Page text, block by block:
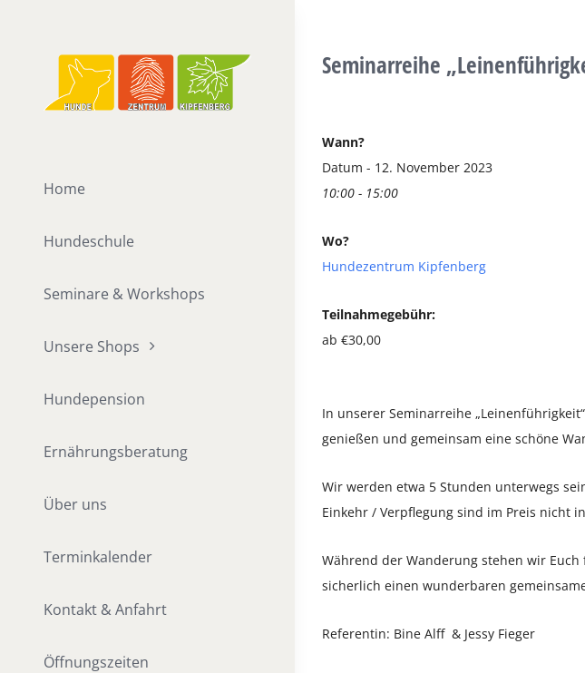
Home
Hundeschule
Seminare & Workshops
Unsere Shops
Hundepension
Ernährungsberatung
Über uns
Terminkalender
Kontakt & Anfahrt
Öffnungszeiten
Seminarreihe
Wann?
Datum - 12. November 2023
10:00 - 15:00
Wo?
Hundezentrum Kipfenberg
Teilnahmegebühr:
ab €30,00
In unserer Seminarreihe
genießen und gemeinsam eine schöne
Wir werden etwa 5 Stunden unterwegs
Einkehr / Verpflegung sind im Preis nicht
Während der Wanderung stehen wir
sicherlich einen wunderbaren
Referentin: Bine Alff & Jessy Fieger